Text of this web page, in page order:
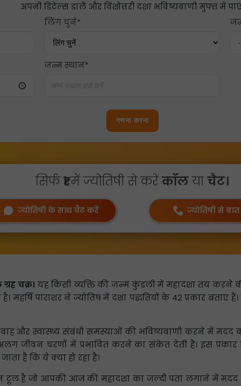
अपनी डिटेल्स डालें और विंशोत्तरी दशा भविष्यवाणी मुफ्त में
लिंग चुने*
जन्म स्थान*
गणना करना
सिर्फ₹1में ज्योतिषी से करेंकॉलयाचैट।
ज्योतिषी के साथ चैट करें ज्योतिषी से
चक्र। यह किसी व्यक्ति की जन्म कुंडली में महादशा तय करने
पाराशर ने ज्योतिष में दशा पद्धतियों के 42 प्रकार बताए
और स्वास्थ्य संबंधी समस्याओं की भविष्यवाणी करने में
जीवन चरणों में प्रभावित करने का संकेत देती है। इस
है कि ये क्या हो रहा है।
है जो आपकी आज की महादशा का जल्दी पता लगाने में मदद